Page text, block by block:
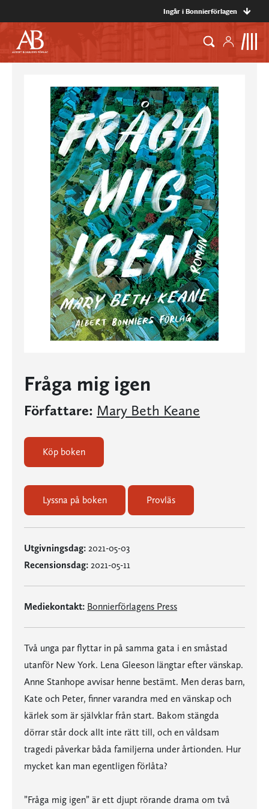
Ingår i Bonnierförlagen
Fråga mig igen
Författare: Mary Beth Keane
Köp boken
Lyssna på boken Provläs
Utgivningsdag: 2021-05-03
Recensionsdag: 2021-05-11
Mediekontakt: Bonnierförlagens Press
Två unga par flyttar in på samma gata i en småstad
utanför New York. Lena Gleeson längtar efter vänskap.
Anne Stanhope avvisar henne bestämt. Men deras barn,
Kate och Peter, finner varandra med en vänskap och
kärlek som är självklar från start. Bakom stängda
dörrar står dock allt inte rätt till, och en våldsam
tragedi påverkar båda familjerna under årtionden. Hur
mycket kan man egentligen förlåta?
”Fråga mig igen” är ett djupt rörande drama om två